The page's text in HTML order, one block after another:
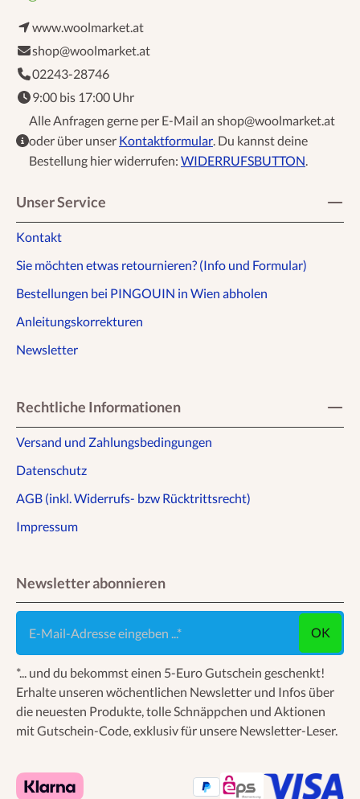
www.woolmarket.at
shop@woolmarket.at
02243-28746
9:00 bis 17:00 Uhr
Alle Anfragen gerne per E-Mail an shop@woolmarket.at
oder über unser Kontaktformular . Du kannst deine
Bestellung hier widerrufen: WIDERRUFSBUTTON
Unser Service
Kontakt
Sie möchten etwas retournieren? (Info und Formular)
Bestellungen bei PINGOUIN in Wien abholen
Anleitungskorrekturen
Newsletter
Rechtliche Informationen
Versand und Zahlungsbedingungen
Datenschutz
AGB (inkl. Widerrufs- bzw Rücktrittsrecht)
Impressum
Newsletter abonnieren
E-Mail-Adresse eingeben ...
OK
*... und du bekommst einen 5-Euro Gutschein geschenkt!
Erhalte unseren wöchentlichen Newsletter und Infos über
die neuesten Produkte, tolle Schnäppchen und Aktionen
mit Gutschein-Code, exklusiv für unsere Newsletter-Leser.